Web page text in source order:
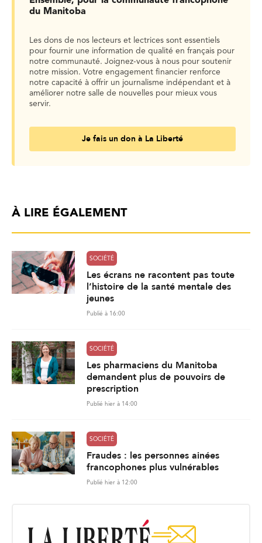
du Manitoba
Les dons de nos lecteurs et lectrices sont essentiels
pour fournir une information de qualité en français pour
notre communauté. Joignez-vous à nous pour soutenir
notre mission. Votre engagement financier renforce
notre capacité à offrir un journalisme indépendant et à
améliorer notre salle de nouvelles pour mieux vous
servir.
Je fais un don à La Liberté
À LIRE ÉGALEMENT
SOCIÉTÉ
Les écrans ne racontent pas toute
l’histoire de la santé mentale des
jeunes
Publié à 16:00
SOCIÉTÉ
Les pharmaciens du Manitoba
demandent plus de pouvoirs de
prescription
Publié hier à 14:00
SOCIÉTÉ
Fraudes : les personnes ainées
francophones plus vulnérables
Publié hier à 12:00